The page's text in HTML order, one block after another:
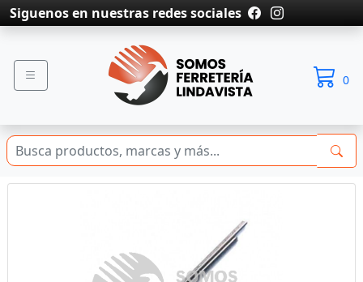
Siguenos en nuestras redes sociales
0